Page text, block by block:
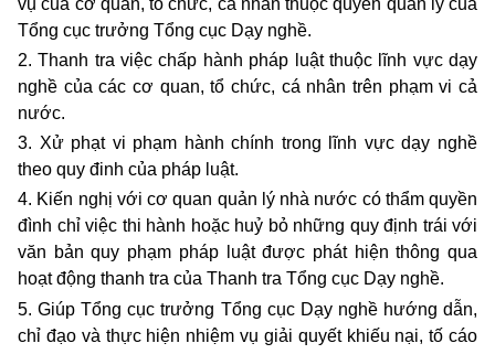
Tổng cục trưởng Tổng cục Dạy nghề.
2. Thanh tra việc chấp hành pháp luật thuộc lĩnh vực dạy
nghề của các cơ quan, tổ chức, cá nhân trên phạm vi cả
nước.
3. Xử phạt vi phạm hành chính trong lĩnh vực dạy nghề
theo quy đinh của pháp luật.
4. Kiến nghị với cơ quan quản lý nhà nước có thẩm quyền
đình chỉ việc thi hành hoặc huỷ bỏ những quy định trái với
văn bản quy phạm pháp luật được phát hiện thông qua
hoạt động thanh tra của Thanh tra Tổng cục Dạy nghề.
5. Giúp Tổng cục trưởng Tổng cục Dạy nghề hướng dẫn,
chỉ đạo và thực hiện nhiệm vụ giải quyết khiếu nại, tố cáo